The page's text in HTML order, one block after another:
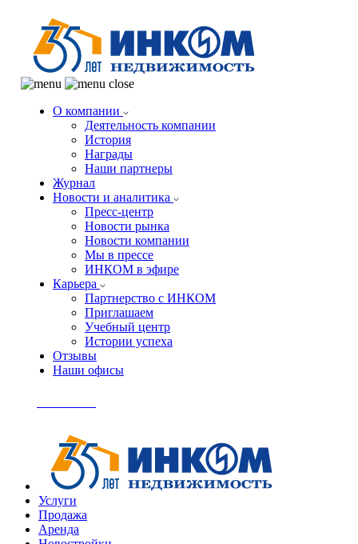
О компании
Деятельность компании
История
Награды
Наши партнеры
Журнал
Новости и аналитика
Пресс-центр
Новости рынка
Новости компании
Мы в прессе
ИНКОМ в эфире
Карьера
Партнерство с ИНКОМ
Приглашаем
Учебный центр
Истории успеха
Отзывы
Наши офисы
Услуги
Продажа
Аренда